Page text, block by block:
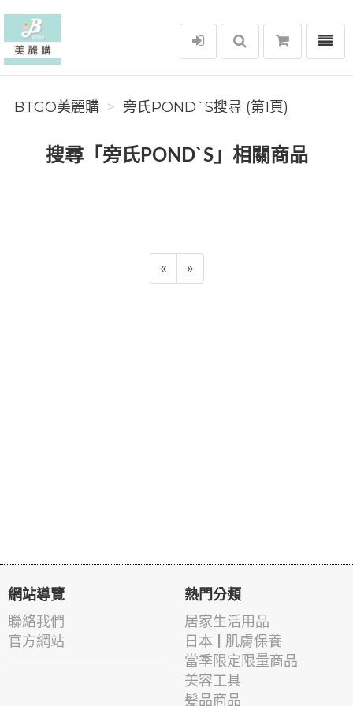
BTGO美麗購
選單
BTGO美麗購 旁氏POND`S搜尋 (第1頁)
搜尋「旁氏POND`S」相關商品
« »
網站導覽
聯絡我們
官方網站
熱門分類
居家生活用品
日本 | 肌膚保養
當季限定限量商品
美容工具
髪品商品